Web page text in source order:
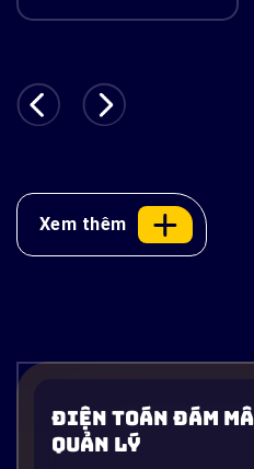
Xem thêm
Điện Toán Đám
Quản Lý